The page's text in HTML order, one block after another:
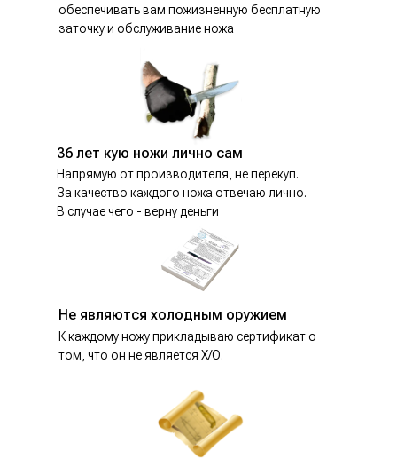
Не являются холодным оружием
К каждому ножу прикладываю сертификат о
том, что он не является Х/О.
36 лет кую ножи лично сам
Напрямую от производителя, не перекуп.
За качество каждого ножа отвечаю лично.
В случае чего - верну деньги
обеспечивать вам пожизненную бесплатную
заточку и обслуживание ножа